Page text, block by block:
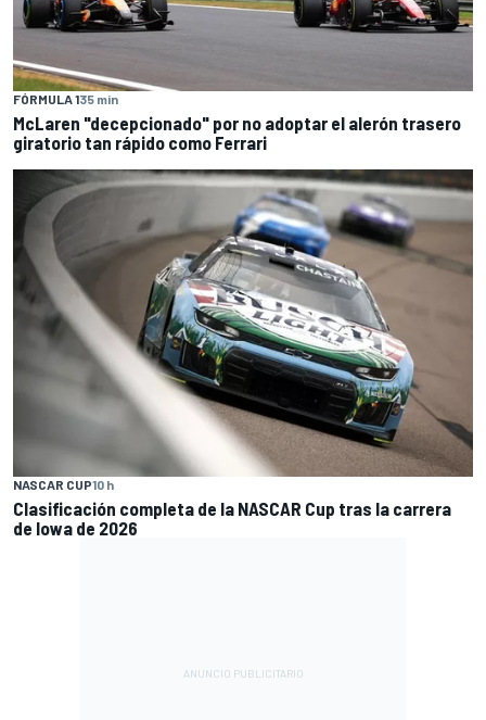
FÓRMULA 135 min
McLaren "decepcionado" por no adoptar el alerón trasero
giratorio tan rápido como Ferrari
NASCAR CUP10 h
Clasificación completa de la NASCAR Cup tras la carrera
de Iowa de 2026